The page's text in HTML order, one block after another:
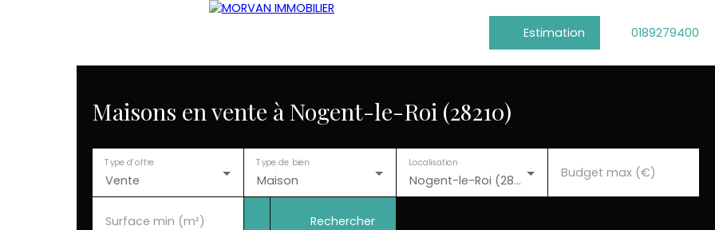
Estimation 0189279400
Maisons en vente à Nogent-le-Roi (28210)
Vente
Type d'offre
Maison
Type de bien
Nogent-le-Roi (28210)
Localisation
Budget max (€)
Surface min (m²) Rechercher